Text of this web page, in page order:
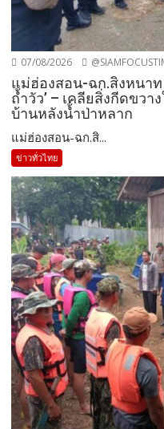
07/08/2026
แม่ฮ่องสอน-ฉก.สิงหนาท
ถ้ำวัว’ – เคลียสิ่งกีดขว
บ้านหลังน้ำป่าหลาก
แม่ฮ่องสอน-ฉก.สิ...
ข่าวทั่วไทย